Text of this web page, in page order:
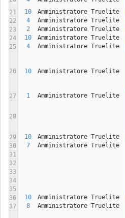
21
10 Amministratore Truelite
22
4 Amministratore Truelite
23
2 Amministratore Truelite
24
10 Amministratore Truelite
25
4 Amministratore Truelite
26 10 Amministratore Truelite
27
1 Amministratore Truelite
28
29
10 Amministratore Truelite
30
7 Amministratore Truelite
31
32
33
34
35
36
10 Amministratore Truelite
37
8 Amministratore Truelite